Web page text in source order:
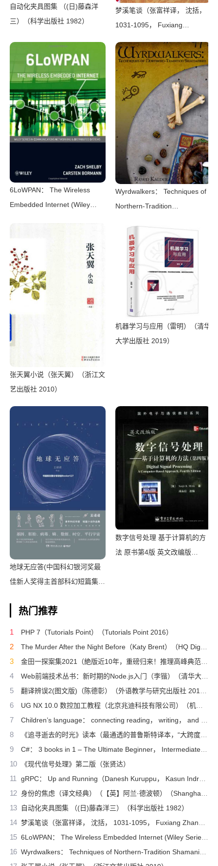
自动化夹具图集 （(日)藤森洋
三）（科学出版社 1982）
梦溪笔谈（张富祥译， 沈括，
1031-1095， Fuxiang
2009）
6LoWPAN： The Wireless
Embedded Internet (Wiley
Systems)（Zach Shelby，
Carsten Bormann）（Wiley
2010）
Wyrdwalkers： Techniques of
Northern-Tradition
Kaldera）（2013）
张天翼小说（张天翼）（浙江文
艺出版社 2010）
机器学习与应用（雷明）（清华
大学出版社 2019）
地球无应答(中国科幻银河奖最
佳新人奖得主首部科幻短篇集！
未来，看时间空间合伙变魔
数字信号处理 基于计算机的方
法 原书第4版 英文改编版
热门推荐
1 PHP 7（Tutorials Point）（Tutorials Point 2016）
2 The Murder After the Night Before（Katy Brent）（HQ Digital 2024）
3 金田一探案集2021（絶版近10年，重磅归来！推理高峰典范，江户川乱步、青山刚昌推荐。惊骇悬念+诡秘人性，入坑推理佳选，一套10本过足瘾！精美和风装帧，日本系列销量超5500万册）（横沟正史）（壹页科技 2021）
4 Web前端技术丛书：新时期的Node.js入门（李锴）（清华大学出版社 2017）
5 翻译辨误2(图文版)（陈德彰）（外语教学与研究出版社 2011）
6 UG NX 10.0 数控加工教程（北京兆迪科技有限公司）（机械工业出版社 2016）
7 Children’s language： connecting reading， writing， and talk（Judith Wells Lindfors）（Teachers College Press 2008）
8 《追寻逝去的时光》读本（最通透的普鲁斯特译本，“大跨度”节选七卷本，一字不易；附赠《普罗斯特纸上展览》）（【法】马塞尔•普鲁斯特，周克希译）（广西师范大学出版社 2015）
9 C#： 3 books in 1 – The Ultimate Beginner， Intermediate & Advanced Guides to Master C# Programming Quickly with No Experience（Mark Reed）（2022）
10 《现代信号处理》第二版（张贤达）
11 gRPC： Up and Running（Danesh Kuruppu， Kasun Indrasiri）（O’Reilly Media 2020）
12 身份的焦虑（译文经典）（【英】阿兰·德波顿）（Shanghai Translation Publishing House 2018）
13 自动化夹具图集 （(日)藤森洋三）（科学出版社 1982）
14 梦溪笔谈（张富祥译， 沈括， 1031-1095， Fuxiang Zhang）（北京：中华书局 2009）
15 6LoWPAN： The Wireless Embedded Internet (Wiley Series on Communications Networking & Distributed Systems)（Zach Shelby， Carsten Bormann）（Wiley 2010）
16 Wyrdwalkers： Techniques of Northern-Tradition Shamanism（Raven Kaldera）（2013）